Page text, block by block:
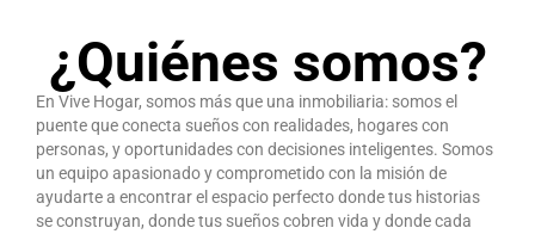
¿Quiénes somos?
En Vive Hogar, somos más que una inmobiliaria: somos el
puente que conecta sueños con realidades, hogares con
personas, y oportunidades con decisiones inteligentes. Somos
un equipo apasionado y comprometido con la misión de
ayudarte a encontrar el espacio perfecto donde tus historias
se construyan, donde tus sueños cobren vida y donde cada